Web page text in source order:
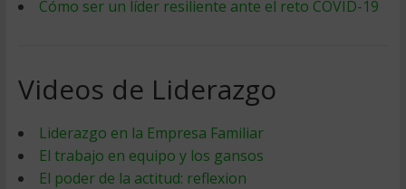
Cómo ser un líder resiliente ante el reto COVID-19
Videos de Liderazgo
Liderazgo en la Empresa Familiar
El trabajo en equipo y los gansos
El poder de la actitud: reflexion